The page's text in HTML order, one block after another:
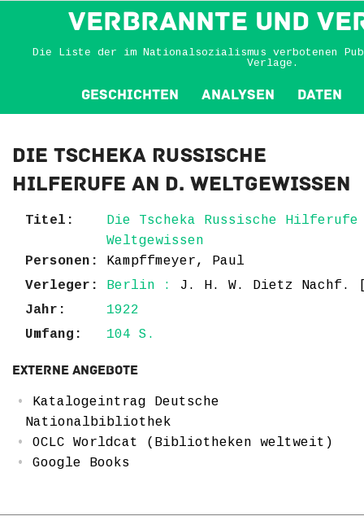
VERBRANNTE und
Die Liste der im Nationalsozialismus verbotenen
Verlage.
Geschichten Analysen Daten
Die Tscheka Russische
Hilferufe an d. Weltgewissen
Titel:
Die Tscheka Russische
Weltgewissen
Personen:
Kampffmeyer, Paul
Verleger:
Berlin :
J. H. W. Dietz
Jahr:
1922
Umfang:
104 S.
Externe Angebote
Katalogeintrag Deutsche
Nationalbibliothek
OCLC Worldcat (Bibliotheken weltweit)
Google Books